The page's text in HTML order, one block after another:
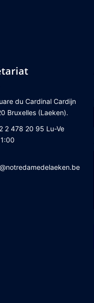
du Cardinal Cardijn
Bruxelles (Laeken).
2 478 20 95 Lu-Ve